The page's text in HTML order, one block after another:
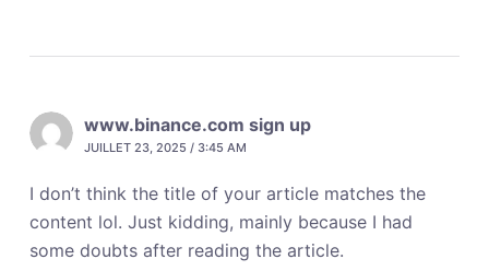
www.binance.com sign up
JUILLET 23, 2025 / 3:45 AM
I don’t think the title of your article matches the
content lol. Just kidding, mainly because I had
some doubts after reading the article.